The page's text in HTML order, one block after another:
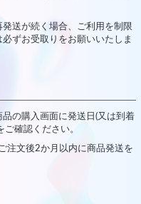
送が続く場合、ご利用を制限
ずお受取りをお願いいたしま
の購入画面に発送日(又は到着
確認ください。
注文後2か月以内に商品発送を